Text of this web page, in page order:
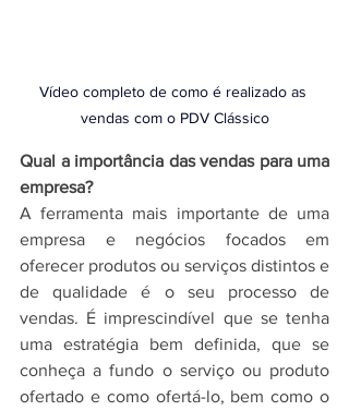
Vídeo completo de como é realizado as
vendas com o PDV Clássico
Qual a importância das vendas para uma
empresa?
A ferramenta mais importante de uma
empresa e negócios focados em
oferecer produtos ou serviços distintos e
de qualidade é o seu processo de
vendas. É imprescindível que se tenha
uma estratégia bem definida, que se
conheça a fundo o serviço ou produto
ofertado e como ofertá-lo, bem como o